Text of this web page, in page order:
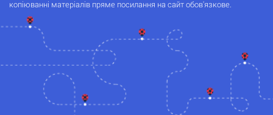
копіюванні матеріалів пряме посилання на сайт обов'язкове.